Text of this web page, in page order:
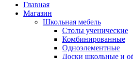
Главная
Магазин
Школьная мебель
Столы ученические
Комбинированные
Одноэлементные
Доски школьные и